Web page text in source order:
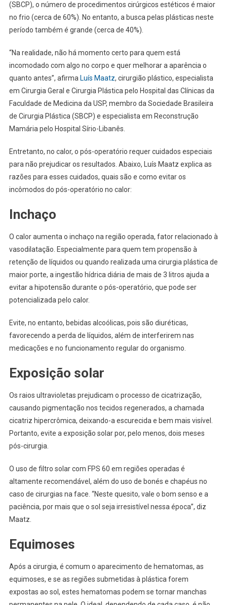
(SBCP), o número de procedimentos cirúrgicos estéticos é maior
no frio (cerca de 60%). No entanto, a busca pelas plásticas neste
período também é grande (cerca de 40%).
“Na realidade, não há momento certo para quem está
incomodado com algo no corpo e quer melhorar a aparência o
quanto antes”, afirma Luís Maatz, cirurgião plástico, especialista
em Cirurgia Geral e Cirurgia Plástica pelo Hospital das Clínicas da
Faculdade de Medicina da USP, membro da Sociedade Brasileira
de Cirurgia Plástica (SBCP) e especialista em Reconstrução
Mamária pelo Hospital Sírio-Libanês.
Entretanto, no calor, o pós-operatório requer cuidados especiais
para não prejudicar os resultados. Abaixo, Luís Maatz explica as
razões para esses cuidados, quais são e como evitar os
incômodos do pós-operatório no calor:
Inchaço
O calor aumenta o inchaço na região operada, fator relacionado à
vasodilatação. Especialmente para quem tem propensão à
retenção de líquidos ou quando realizada uma cirurgia plástica de
maior porte, a ingestão hídrica diária de mais de 3 litros ajuda a
evitar a hipotensão durante o pós-operatório, que pode ser
potencializada pelo calor.
Evite, no entanto, bebidas alcoólicas, pois são diuréticas,
favorecendo a perda de líquidos, além de interferirem nas
medicações e no funcionamento regular do organismo.
Exposição solar
Os raios ultravioletas prejudicam o processo de cicatrização,
causando pigmentação nos tecidos regenerados, a chamada
cicatriz hipercrômica, deixando-a escurecida e bem mais visível.
Portanto, evite a exposição solar por, pelo menos, dois meses
pós-cirurgia.
O uso de filtro solar com FPS 60 em regiões operadas é
altamente recomendável, além do uso de bonés e chapéus no
caso de cirurgias na face. “Neste quesito, vale o bom senso e a
paciência, por mais que o sol seja irresistível nessa época”, diz
Maatz.
Equimoses
Após a cirurgia, é comum o aparecimento de hematomas, as
equimoses, e se as regiões submetidas à plástica forem
expostas ao sol, estes hematomas podem se tornar manchas